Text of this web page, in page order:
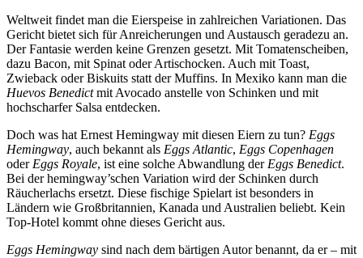
Weltweit findet man die Eierspeise in zahlreichen Variationen. Das
Gericht bietet sich für Anreicherungen und Austausch geradezu an.
Der Fantasie werden keine Grenzen gesetzt. Mit Tomatenscheiben,
dazu Bacon, mit Spinat oder Artischocken. Auch mit Toast,
Zwieback oder Biskuits statt der Muffins. In Mexiko kann man die
Huevos Benedictmit Avocado anstelle von Schinken und mit
hochscharfer Salsa entdecken.
Doch was hat Ernest Hemingway mit diesen Eiern zu tun? Eggs
Hemingway, auch bekannt als Eggs Atlantic, Eggs Copenhagen
oder Eggs Royale, ist eine solche Abwandlung der Eggs Benedict.
Bei der hemingway’schen Variation wird der Schinken durch
Räucherlachs ersetzt. Diese fischige Spielart ist besonders in
Ländern wie Großbritannien, Kanada und Australien beliebt. Kein
Top-Hotel kommt ohne dieses Gericht aus.
Eggs Hemingway sind nach dem bärtigen Autor benannt, da er – mit